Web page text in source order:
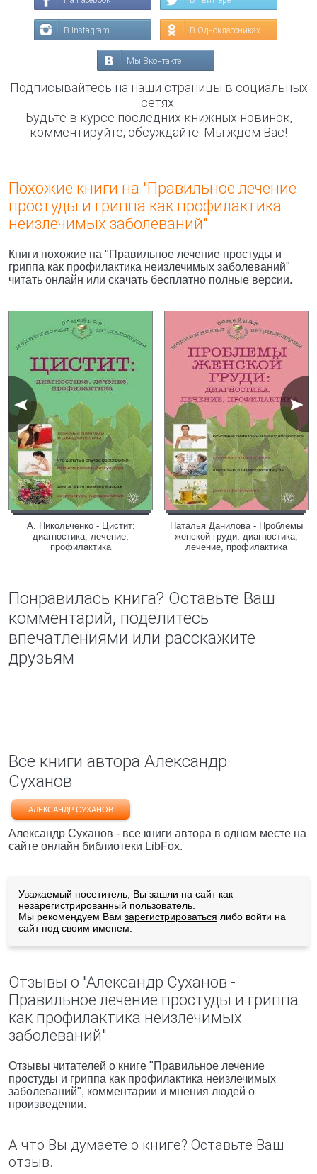
В Instagram В Одноклассниках
Мы Вконтакте
Подписывайтесь на наши страницы в социальных
сетях.
Будьте в курсе последних книжных новинок,
комментируйте, обсуждайте. Мы ждём Вас!
Похожие книги на "Правильное лечение
простуды и гриппа как профилактика
неизлечимых заболеваний"
Книги похожие на "Правильное лечение простуды и
гриппа как профилактика неизлечимых заболеваний"
читать онлайн или скачать бесплатно полные версии.
А. Никольченко - Цистит:
диагностика, лечение,
профилактика
Наталья Данилова - Проблемы
женской груди: диагностика,
лечение, профилактика
Понравилась книга? Оставьте Ваш
комментарий, поделитесь
впечатлениями или расскажите
друзьям
Все книги автора Александр
Суханов
АЛЕКСАНДР СУХАНОВ
Александр Суханов - все книги автора в одном месте на
сайте онлайн библиотеки LibFox.
Уважаемый посетитель, Вы зашли на сайт как
незарегистрированный пользователь.
Мы рекомендуем Вам зарегистрироваться либо войти на
сайт под своим именем.
Отзывы о "Александр Суханов -
Правильное лечение простуды и гриппа
как профилактика неизлечимых
заболеваний"
Отзывы читателей о книге "Правильное лечение
простуды и гриппа как профилактика неизлечимых
заболеваний", комментарии и мнения людей о
произведении.
А что Вы думаете о книге? Оставьте Ваш
отзыв.